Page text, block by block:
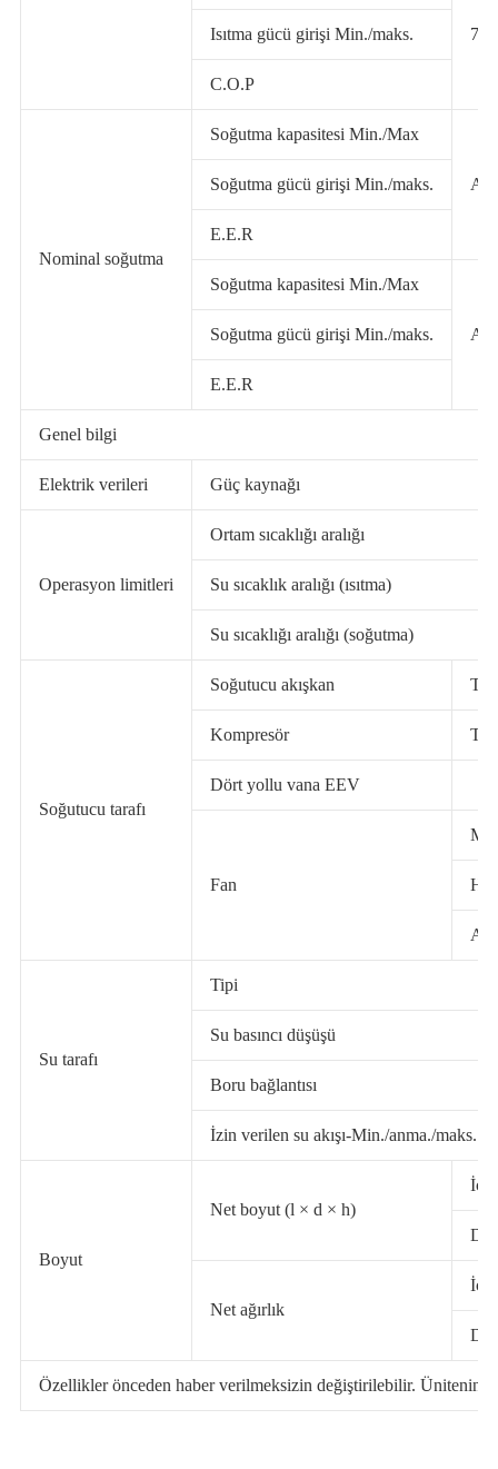
7/
Isıtma gücü girişi Min./maks.
C.O.P
Nominal soğutma
Soğutma kapasitesi Min./Max
Soğutma gücü girişi Min./maks.
E.E.R
Soğutma kapasitesi Min./Max
Soğutma gücü girişi Min./maks.
E.E.R
Genel bilgi
Elektrik verileri Güç kaynağı
Operasyon limitleri
Ortam sıcaklığı aralığı
Su sıcaklık aralığı (ısıtma)
Su sıcaklığı aralığı (soğutma)
Soğutucu tarafı
Soğutucu akışkan
Kompresör
Dört yollu vana EEV
Fan
Su tarafı
Tipi
Su basıncı düşüşü
Boru bağlantısı
İzin verilen su akışı-Min./anma./maks.
Boyut
Net boyut (l × d × h)
İç
Net ağırlık
İç
Özellikler önceden haber verilmeksizin değiştirilebilir. Ünitenin